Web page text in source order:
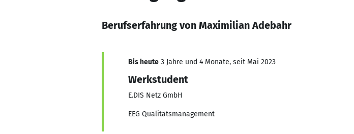
Berufserfahrung von Maximilian Adebahr
Bis heute 3 Jahre und 4 Monate, seit Mai 2023
Werkstudent
E.DIS Netz GmbH
EEG Qualitätsmanagement